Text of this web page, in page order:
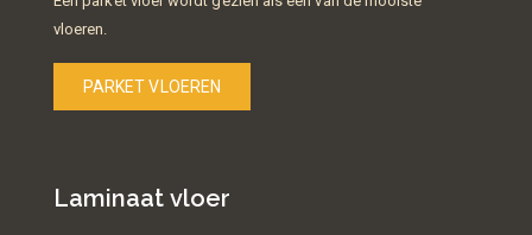
vloeren.
PARKET VLOEREN
Laminaat vloer